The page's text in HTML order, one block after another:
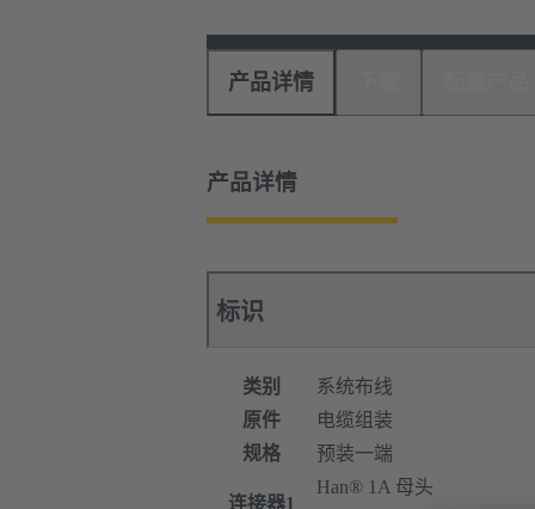
产品详情
产品详情
标识
类别
系统布线
原件
电缆组装
规格
预装一端
连接器1
Han® 1A 母头